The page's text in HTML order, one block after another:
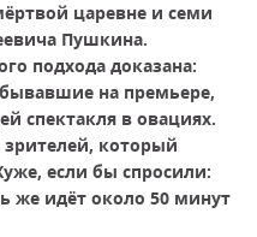
царевне и семи
Пушкина.
подхода доказана:
на премьере,
спектакля в овациях.
который
если бы спросили:
же идёт около 50 минут